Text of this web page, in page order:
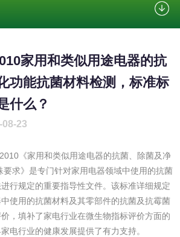
家用和类似用途电器的抗
功能抗菌材料检测，标准标
什么？
08-23
《家用和类似用途电器的抗菌、除菌及净
要求》是专门针对家用电器领域中使用的抗菌
行规定的重要指导性文件。该标准详细规定
使用的抗菌材料及其零部件的抗菌及抗霉菌
，填补了家电行业在微生物指标评价方面的
电行业的健康发展提供了有力支持。
金属材料
脱硫石膏检测 镀膜抗菌玻璃检测
光触媒检测
毒产品
分分析配方研发 驱蚊检测